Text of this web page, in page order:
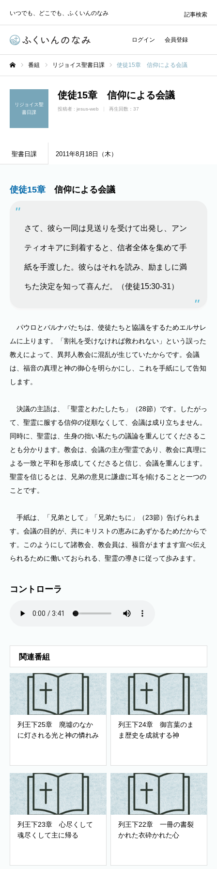
いつでも、どこでも、ふくいんのなみ
ログイン 会員登録
記事検索
番組 リジョイス聖書日課 使徒15章 信仰による会議
リジョイス聖
書日課
使徒15章 信仰による会議
投稿者 : jesus-web 再生回数：37
聖書日課 2011年8月18日（木）
使徒15章 信仰による会議
さて、彼ら一同は見送りを受けて出発し、アン
ティオキアに到着すると、信者全体を集めて手
紙を手渡した。彼らはそれを読み、励ましに満
ちた決定を知って喜んだ。（使徒15:30-31）
パウロとバルナバたちは、使徒たちと協議をするためエルサレ
ムに上ります。「割礼を受けなければ救われない」という誤った
教えによって、異邦人教会に混乱が生じていたからです。会議
は、福音の真理と神の御心を明らかにし、これを手紙にして告知
します。
決議の主語は、「聖霊とわたしたち」（28節）です。したがっ
て、聖霊に服する信仰の従順なくして、会議は成り立ちません。
同時に、聖霊は、生身の拙い私たちの議論を重んじてくださるこ
とも分かります。教会は、会議の主が聖霊であり、教会に真理に
よる一致と平和を形成してくださると信じ、会議を重んじます。
聖霊を信じるとは、兄弟の意見に謙虚に耳を傾けることと一つの
ことです。
手紙は、「兄弟として」「兄弟たちに」（23節）告げられま
す。会議の目的が、共にキリストの恵みにあずかるためだからで
す。このようにして諸教会、教会員は、福音がますます宣べ伝え
られるために働いておられる、聖霊の導きに従って歩みます。
コントローラ
関連番組
列王下25章 廃墟のなか
に灯される光と神の憐れみ
列王下24章 御言葉のま
ま歴史を成就する神
列王下23章 心尽くして
魂尽くして主に帰る
列王下22章 一冊の書裂
かれた衣砕かれた心